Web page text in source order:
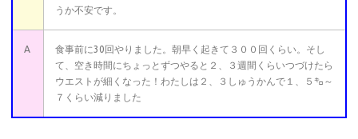
うか不安です。
A
食事前に30回やりました。朝早く起きて３００回くらい。そし
て、空き時間にちょっとずつやると２、３週間くらいつづけたら
ウエストが細くなった！わたしは２、３しゅうかんで１、５㌔～
７くらい減りました